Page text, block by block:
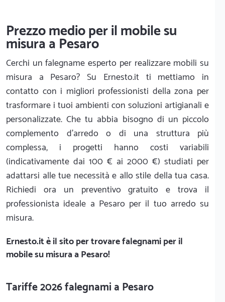
Prezzo medio per il mobile su
misura a Pesaro
Cerchi un falegname esperto per realizzare mobili su
misura a Pesaro? Su Ernesto.it ti mettiamo in
contatto con i migliori professionisti della zona per
trasformare i tuoi ambienti con soluzioni artigianali e
personalizzate. Che tu abbia bisogno di un piccolo
complemento d'arredo o di una struttura più
complessa, i progetti hanno costi variabili
(indicativamente dai 100 € ai 2000 €) studiati per
adattarsi alle tue necessità e allo stile della tua casa.
Richiedi ora un preventivo gratuito e trova il
professionista ideale a Pesaro per il tuo arredo su
misura.
Ernesto.itè il sito per trovare falegnami per il
mobile su misura a Pesaro!
Tariffe 2026 falegnami a Pesaro